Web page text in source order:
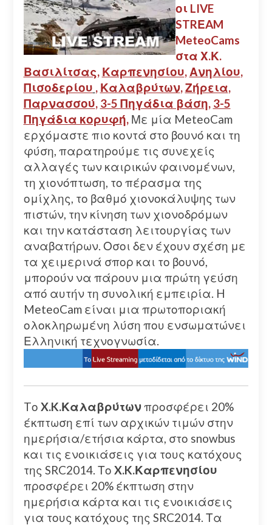
οι LIVE
STRΕAM
MeteoCams
στα Χ.Κ.
Βασιλίτσας, Καρπενησίου, Ανηλίου,
Πισοδερίου , Καλαβρύτων,Ζήρεια,
Παρνασσού, 3-5 Πηγάδια βάση, 3-5
Πηγάδια κορυφή, Με μία MeteoCam
ερχόμαστε πιο κοντά στο βουνό και τη
φύση, παρατηρούμε τις συνεχείς
αλλαγές των καιρικών φαινομένων,
τη χιονόπτωση, το πέρασμα της
ομίχλης, το βαθμό χιονοκάλυψης των
πιστών, την κίνηση των χιονοδρόμων
και την κατάσταση λειτουργίας των
αναβατήρων. Οσοι δεν έχουν σχέση με
τα χειμερινά σπορ και το βουνό,
μπορούν να πάρουν μια πρώτη γεύση
από αυτήν τη συνολική εμπειρία. H
MeteoCam είναι μια πρωτοποριακή
ολοκληρωμένη λύση που ενσωματώνει
Ελληνική τεχνογνωσία.
Tο X.K.Καλαβρύτωνπροσφέρει 20%
έκπτωση επί των αρχικών τιμών στην
ημερήσια/ετήσια κάρτα, στο snowbus
και τις ενοικιάσεις για τους κατόχους
της SRC2014. Το X.K.Καρπενησίου
προσφέρει 20% έκπτωση στην
ημερήσια κάρτα και τις ενοικιάσεις
για τους κατόχους της SRC2014. Τα